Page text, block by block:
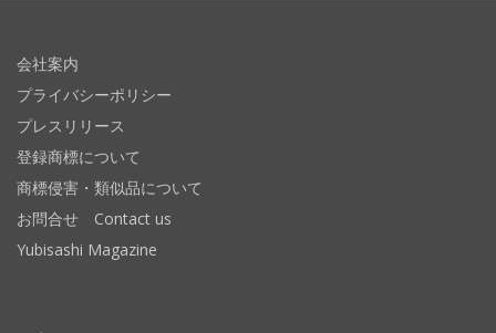
会社案内
プライバシーポリシー
プレスリリース
登録商標について
商標侵害・類似品について
お問合せ Contact us
Yubisashi Magazine